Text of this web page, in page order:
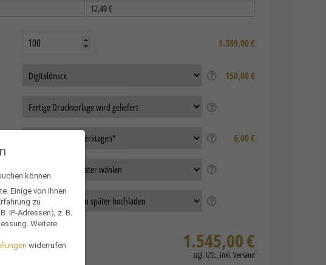
12,49€
1.389,00€
150,00 €
6,00 €
1.545,00€
können.
Einige von ihnen
zu
IP-Adressen), z. B.
Weitere
widerrufen